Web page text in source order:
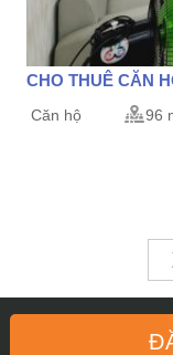
CHO THUÊ CĂN
Căn hộ 96